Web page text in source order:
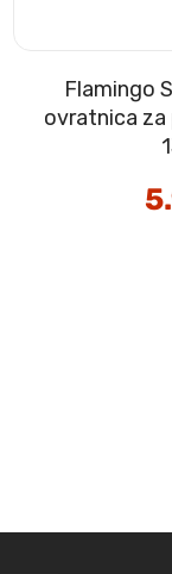
Flamingo
ovratnica za